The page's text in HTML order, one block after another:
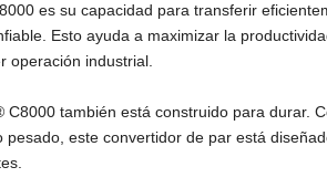
es su capacidad para transferir
Esto ayuda a maximizar la
operación industrial.
también está construido para durar.
este convertidor de par está